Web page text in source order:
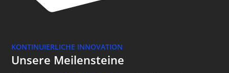
KONTINUIERLICHE INNOVATION
Unsere Meilensteine